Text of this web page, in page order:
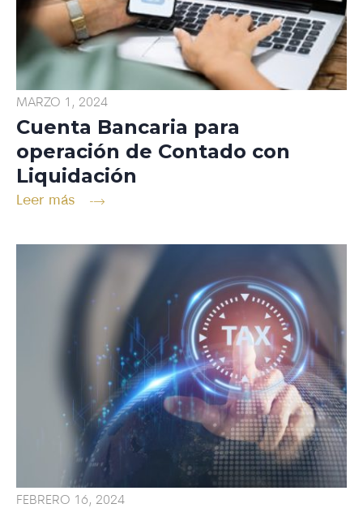
MARZO 1, 2024
Cuenta Bancaria para
operación de Contado con
Liquidación
Leer más
FEBRERO 16, 2024